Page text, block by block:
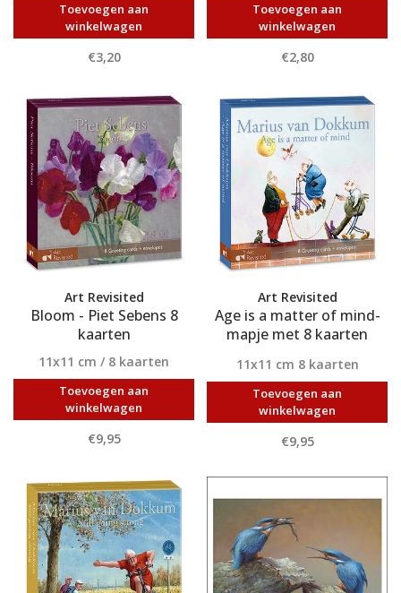
Toevoegen aan
winkelwagen
€3,20
Toevoegen aan
winkelwagen
€2,80
Art Revisited
Bloom - Piet Sebens 8
kaarten
11x11 cm / 8 kaarten
Toevoegen aan
winkelwagen
€9,95
Art Revisited
Age is a matter of mind-
mapje met 8 kaarten
11x11 cm 8 kaarten
Toevoegen aan
winkelwagen
€9,95